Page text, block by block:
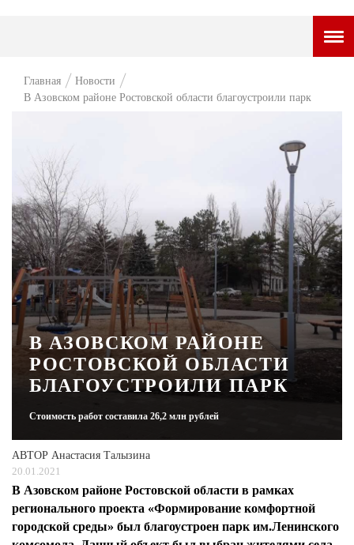
ВОПРОС НЕДЕЛИ
ТАМ И ТУТ
СТИЛЬ ЖИЗНИ
ХАЙП
ЧЕЛОВЕК ОСОБЕННЫЙ
КУЛЬТ ЕДЫ
АФИША
ЖУРНАЛ
Главная
Новости
В Азовском районе Ростовской области благоустроили парк
В АЗОВСКОМ РАЙОНЕ
РОСТОВСКОЙ ОБЛАСТИ
БЛАГОУСТРОИЛИ ПАРК
Стоимость работ составила 26,2 млн рублей
АВТОР Анастасия Талызина
20.01.2021
В Азовском районе Ростовской области в рамках
регионального проекта «Формирование комфортной
городской среды» был благоустроен парк им.Ленинского